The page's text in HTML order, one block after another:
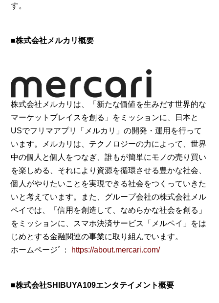
す。
■株式会社メルカリ概要
株式会社メルカリは、「新たな価値を生みだす世界的な
マーケットプレイスを創る」をミッションに、日本と
USでフリマアプリ「メルカリ」の開発・運用を行って
います。メルカリは、テクノロジーの力によって、世界
中の個人と個人をつなぎ、誰もが簡単にモノの売り買い
を楽しめる、それにより資源を循環させる豊かな社会、
個人がやりたいことを実現できる社会をつくっていきた
いと考えています。また、グループ会社の株式会社メル
ペイでは、「信用を創造して、なめらかな社会を創る」
をミッションに、スマホ決済サービス「メルペイ」をは
じめとする金融関連の事業に取り組んでいます。
ホームページﾞ： https://about.mercari.com/
■株式会社SHIBUYA109エンタテイメント概要